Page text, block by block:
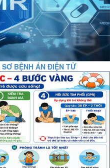
BỆNH ÁN ĐIỆN TỬ